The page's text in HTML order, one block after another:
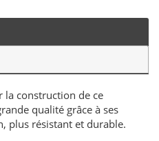
la construction de ce
qualité grâce à ses
plus résistant et durable.